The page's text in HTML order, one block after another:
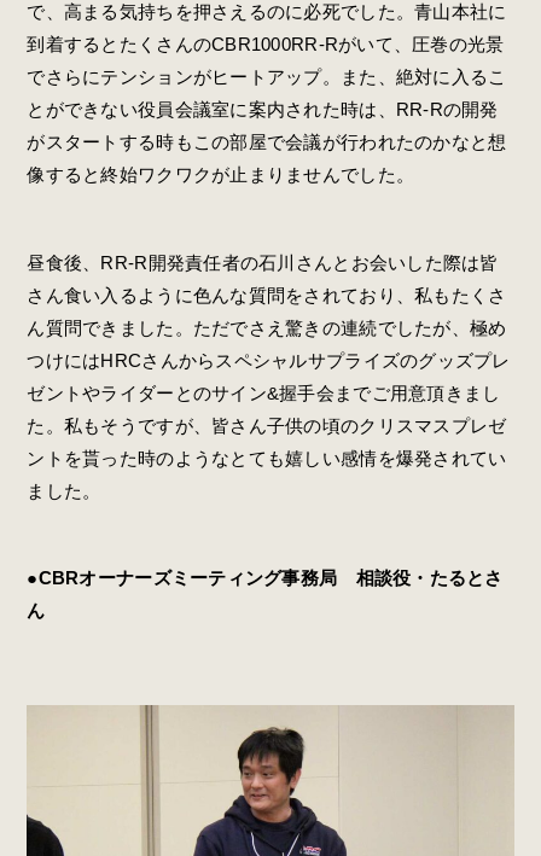
で、高まる気持ちを押さえるのに必死でした。青山本社に
到着するとたくさんのCBR1000RR-Rがいて、圧巻の光景
でさらにテンションがヒートアップ。また、絶対に入るこ
とができない役員会議室に案内された時は、RR-Rの開発
がスタートする時もこの部屋で会議が行われたのかなと想
像すると終始ワクワクが止まりませんでした。
昼食後、RR-R開発責任者の石川さんとお会いした際は皆
さん食い入るように色んな質問をされており、私もたくさ
ん質問できました。ただでさえ驚きの連続でしたが、極め
つけにはHRCさんからスペシャルサプライズのグッズプレ
ゼントやライダーとのサイン&握手会までご用意頂きまし
た。私もそうですが、皆さん子供の頃のクリスマスプレゼ
ントを貰った時のようなとても嬉しい感情を爆発されてい
ました。
●CBRオーナーズミーティング事務局 相談役・たるとさ
ん